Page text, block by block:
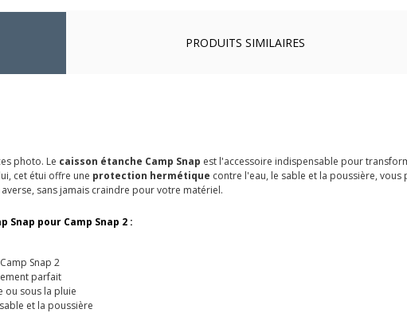
PRODUITS SIMILAIRES
photo. Le caisson étanche Camp Snap est l'accessoire indispensable pour
cet étui offre une protection hermétique contre l'eau, le sable et la poussière,
sans jamais craindre pour votre matériel.
pour Camp Snap 2 :
Snap 2
parfait
ou sous la pluie
et la poussière